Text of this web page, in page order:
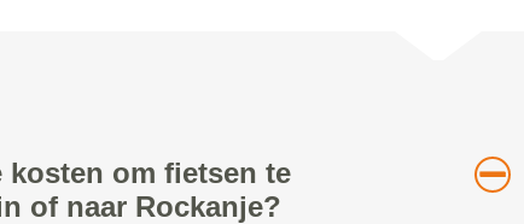
kosten om fietsen te
of naar Rockanje?